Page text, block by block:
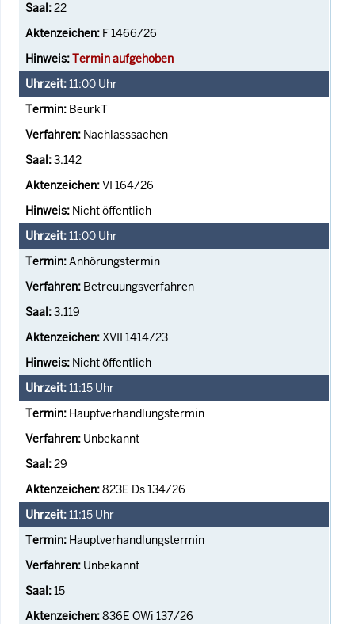
22
F 1466/26
Termin aufgehoben
11:00 Uhr
BeurkT
Nachlasssachen
3.142
VI 164/26
Nicht öffentlich
11:00 Uhr
Anhörungstermin
Betreuungsverfahren
3.119
XVII 1414/23
Nicht öffentlich
11:15 Uhr
Hauptverhandlungstermin
Unbekannt
29
823E Ds 134/26
11:15 Uhr
Hauptverhandlungstermin
Unbekannt
15
836E OWi 137/26